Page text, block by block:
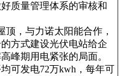
质量管理体系的审核和
，与力诺太阳能合作，
方式建设光伏电站给企
峰期用电紧张的局面。
可发电72万kwh，每年可